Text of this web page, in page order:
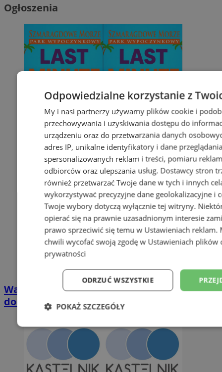
Ogłoszenia
Wakacyjny wypoczynek nad Bałtykiem w
domkach Szmaragdowe Morze
Odpowiedzialne korzystanie z
My i nasi partnerzy używamy plików cookie i
przechowywania i uzyskiwania dostępu do
urządzeniu oraz do przetwarzania danych
adres IP, unikalne identyfikatory i dane
spersonalizowanych reklam i treści, pomiaru
odbiorców oraz ulepszania usług. Dostawcy stron
również przetwarzać Twoje dane w tych i innych
wykorzystywać precyzyjne dane geolokalizacyjne i
Twoje wybory dotyczą wyłącznie tej witryny.
opierać się na prawnie uzasadnionym interesie
prawo sprzeciwić się temu w Ustawieniach reklam.
chwili wycofać swoją zgodę w Ustawieniach plików
prywatności
ODRZUĆ WSZYSTKIE
POKAŻ SZCZEGÓŁY
Niezbędne Wydajność
Niesklasyfikowane